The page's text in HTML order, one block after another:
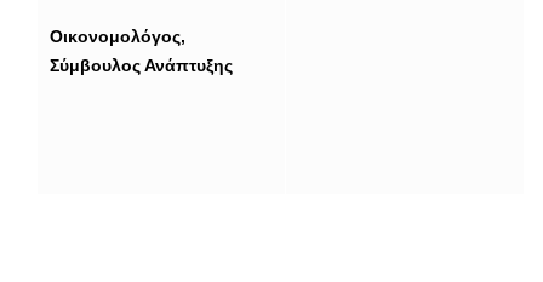
Οικονομολόγος,
Σύμβουλος Ανάπτυξης